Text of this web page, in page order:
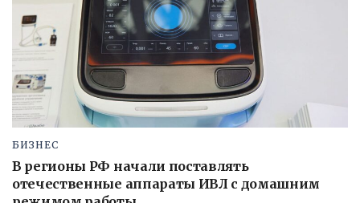
БИЗНЕС
В регионы РФ начали поставлять
отечественные аппараты ИВЛ с домашним